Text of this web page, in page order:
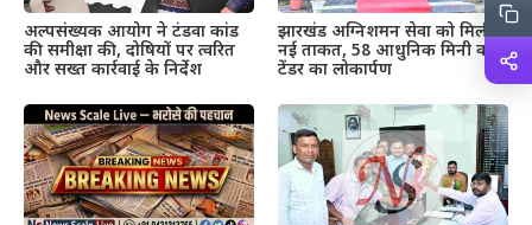
अल्पसंख्यक आयोग ने टंडवा कांड
की समीक्षा की, दोषियों पर त्वरित
और सख्त कार्रवाई के निर्देश
झारखंड अग्निशमन सेवा को मिली
नई ताकत, 58 आधुनिक मिनी वाटर
टेंडर का लोकार्पण